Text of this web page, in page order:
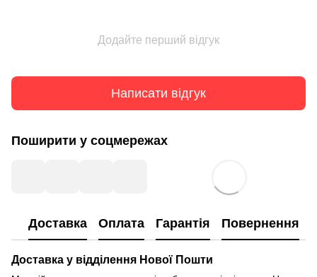
Додайте перший відгук
Написати відгук
Поширити у соцмережах
Доставка Оплата Гарантія Повернення
Доставка у відділення Нової Пошти